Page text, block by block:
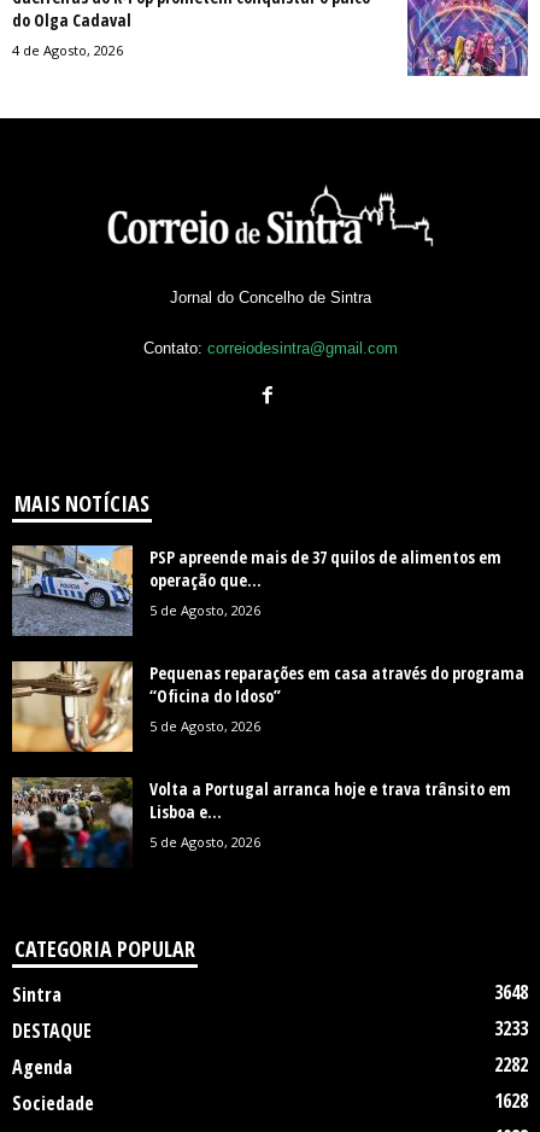
do Olga Cadaval
4 de Agosto, 2026
Jornal do Concelho de Sintra
Contato: correiodesintra@gmail.com
MAIS NOTÍCIAS
PSP apreende mais de 37 quilos de alimentos em
operação que...
5 de Agosto, 2026
Pequenas reparações em casa através do programa
“Oficina do Idoso”
5 de Agosto, 2026
Volta a Portugal arranca hoje e trava trânsito em
Lisboa e...
5 de Agosto, 2026
CATEGORIA POPULAR
Sintra
3648
DESTAQUE
3233
Agenda
2282
Sociedade
1628